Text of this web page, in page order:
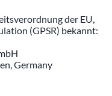
der EU,
(GPSR) bekannt:
Germany